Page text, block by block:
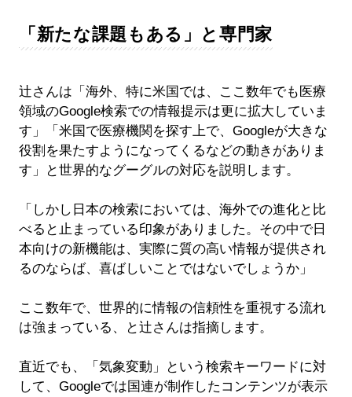
「新たな課題もある」と専門家
辻さんは「海外、特に米国では、ここ数年でも医療
領域のGoogle検索での情報提示は更に拡大していま
す」「米国で医療機関を探す上で、Googleが大きな
役割を果たすようになってくるなどの動きがありま
す」と世界的なグーグルの対応を説明します。
「しかし日本の検索においては、海外での進化と比
べると止まっている印象がありました。その中で日
本向けの新機能は、実際に質の高い情報が提供され
るのならば、喜ばしいことではないでしょうか」
ここ数年で、世界的に情報の信頼性を重視する流れ
は強まっている、と辻さんは指摘します。
直近でも、「気象変動」という検索キーワードに対
して、Googleでは国連が制作したコンテンツが表示